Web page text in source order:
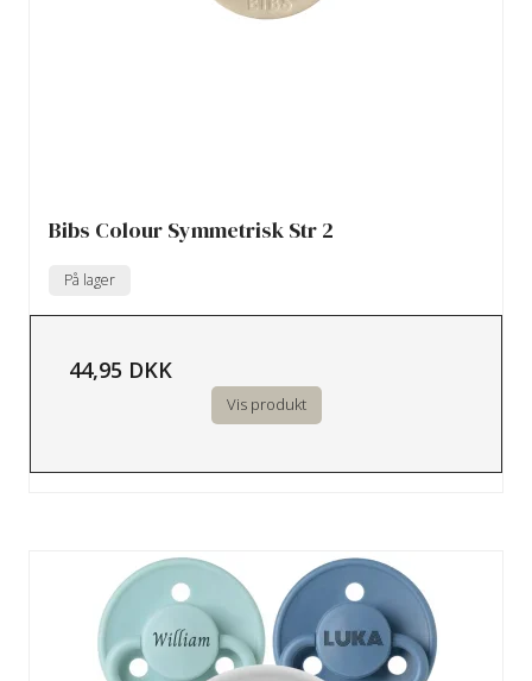
Bibs Colour Symmetrisk Str 2
På lager
44,95 DKK
Vis produkt